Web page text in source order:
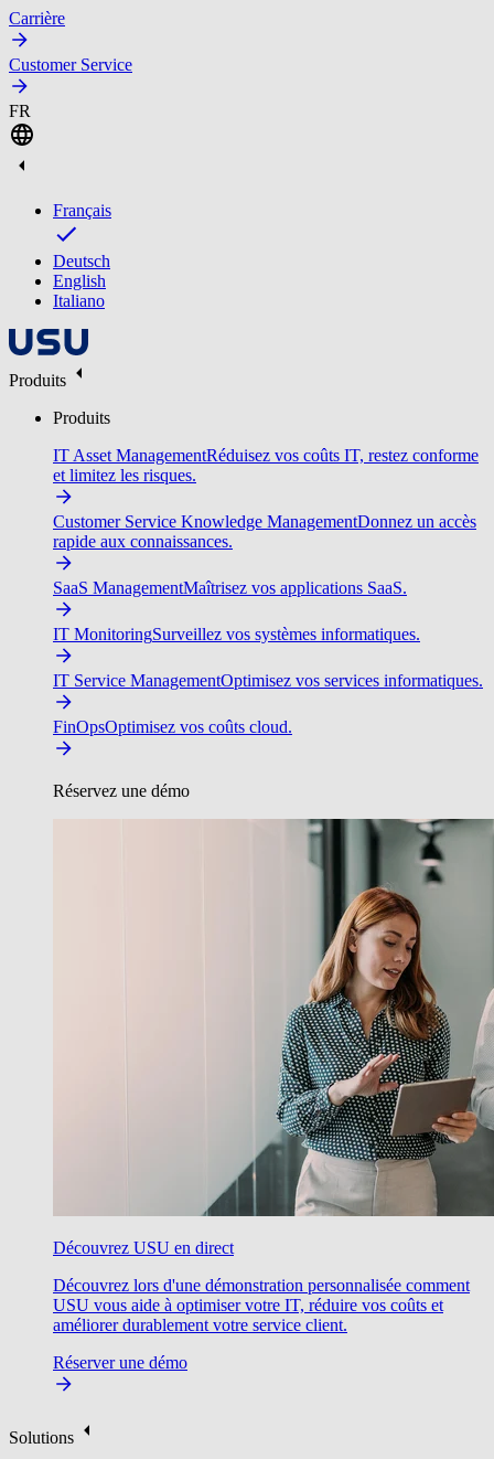
Carrière
Customer Service
FR
Français
Deutsch
English
Italiano
Produits
Produits
IT Asset ManagementRéduisez vos coûts IT, restez conforme
et limitez les risques.
Customer Service Knowledge ManagementDonnez un accès
rapide aux connaissances.
SaaS ManagementMaîtrisez vos applications SaaS.
IT MonitoringSurveillez vos systèmes informatiques.
IT Service ManagementOptimisez vos services informatiques.
FinOpsOptimisez vos coûts cloud.
Réservez une démo
Découvrez USU en direct
Découvrez lors d'une démonstration personnalisée comment
USU vous aide à optimiser votre IT, réduire vos coûts et
améliorer durablement votre service client.
Réserver une démo
Solutions